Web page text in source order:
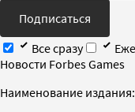
Подписаться
Все сразу
Новости Forbes Games
Наименование издания: